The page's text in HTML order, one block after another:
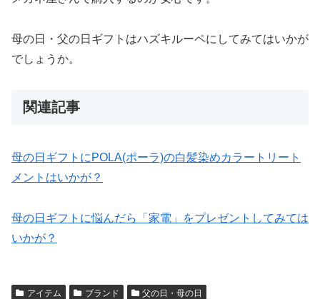
母の日・父の日ギフトはハズキルーペにしてみてはいかが
でしょうか。
関連記事
母の日ギフトにPOLA(ポーラ)の白髪染めカラートリート
メントはいかが？
母の日ギフトに悩んだら「家電」をプレゼントしてみては
いかが？
アイテム ブランド 父の日・母の日